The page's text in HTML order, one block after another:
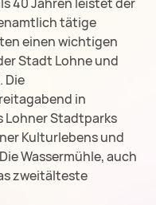
tätige
einen wichtigen
Stadt Lohne und
Die
in
Lohner Stadtparks
Kulturlebens und
Wassermühle, auch
zweitälteste